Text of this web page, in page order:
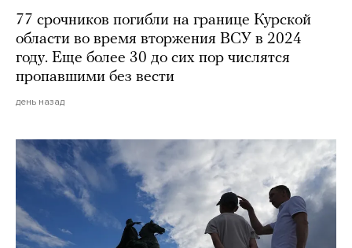
77 срочников погибли на границе Курской
области во время вторжения ВСУ в 2024
году. Еще более 30 до сих пор числятся
пропавшими без вести
день назад